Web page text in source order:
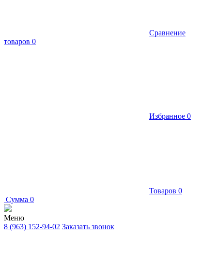
Сравнение
товаров 0
Избранное 0
Товаров 0
Сумма 0
Меню
8 (963) 152-94-02 Заказать звонок